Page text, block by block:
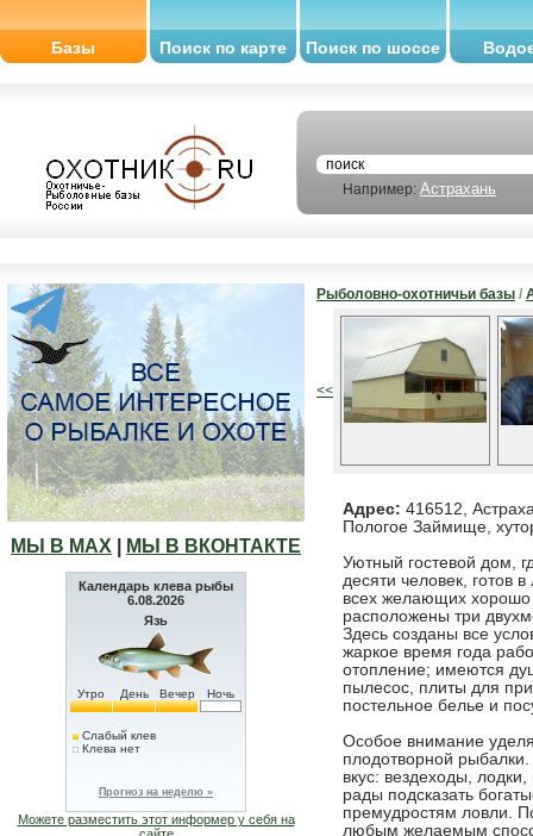
Базы Поиск по карте Поиск по шоссе
Например: Астрахань
МЫ В МАХ МЫ В ВКОНТАКТЕ
Календарь клева рыбы
6.08.2026
Язь
Утро День Вечер Ночь
Слабый клев
Клева нет
Прогноз на неделю »
Можете разместить этот информер у себя на
Рыболовно-охотничьи базы /
<<
Адрес: 416512,
Пологое Займище,
Уютный гостевой дом,
десяти человек, готов
всех желающих хорошо
расположены три
Здесь созданы все
жаркое время года
отопление; имеются
пылесос, плиты для
постельное белье и
Особое внимание
плодотворной
вкус: вездеходы,
рады подсказать
премудростям ловли.
любым желаемым